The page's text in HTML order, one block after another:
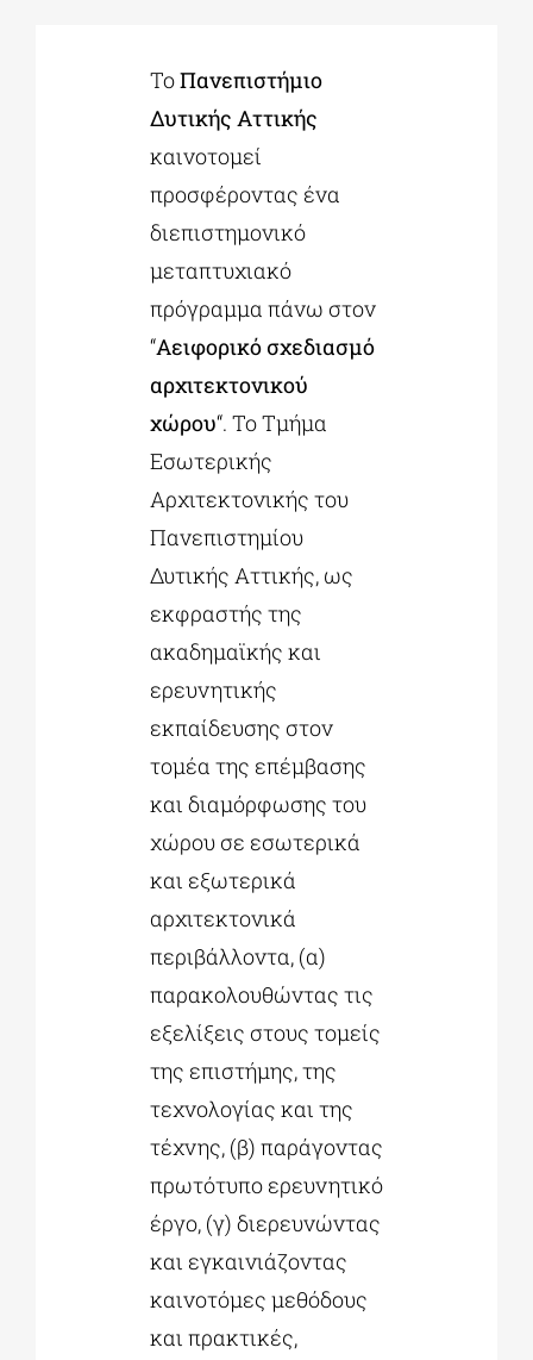
ΕΚΠΑΙΔΕΥΤΙΚΑ ΙΔΡΥΜΑΤΑ
ΠΟΛΙΤΙΣΤΙΚΟΙ ΦΟΡΕΙΣ
ΤοΠανεπιστήμιο
Δυτικής Αττικής
καινοτομεί
προσφέροντας ένα
διεπιστημονικό
μεταπτυχιακό
πρόγραμμα πάνω στον
“Αειφορικό σχεδιασμό
αρχιτεκτονικού
χώρου“. Το Τμήμα
Εσωτερικής
Αρχιτεκτονικής του
Πανεπιστημίου
Δυτικής Αττικής, ως
εκφραστής της
ακαδημαϊκής και
ερευνητικής
εκπαίδευσης στον
τομέα της επέμβασης
και διαμόρφωσης του
χώρου σε εσωτερικά
και εξωτερικά
αρχιτεκτονικά
περιβάλλοντα, (α)
παρακολουθώντας τις
εξελίξεις στους τομείς
της επιστήμης, της
τεχνολογίας και της
τέχνης, (β) παράγοντας
πρωτότυπο ερευνητικό
έργο, (γ) διερευνώντας
και εγκαινιάζοντας
καινοτόμες μεθόδους
και πρακτικές,